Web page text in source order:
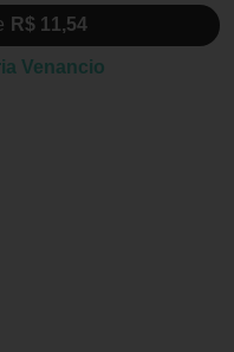
R$ 11,54
Venancio